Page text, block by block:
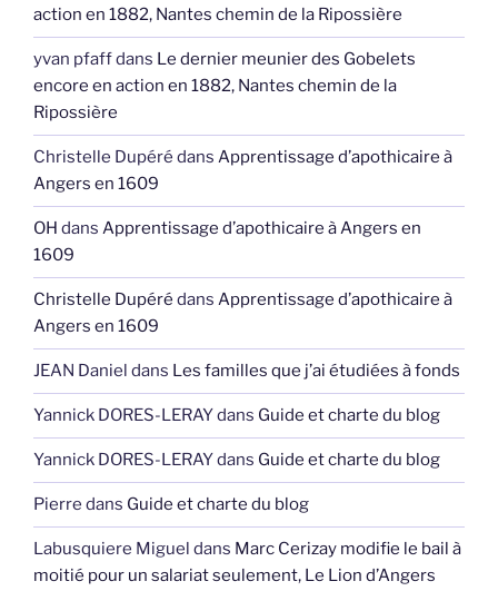
action en 1882, Nantes chemin de la Ripossière
yvan pfaffdans Le dernier meunier des Gobelets
encore en action en 1882, Nantes chemin de la
Ripossière
Christelle Dupéré dans Apprentissage d’apothicaire à
Angers en 1609
OH dans Apprentissage d’apothicaire à Angers en
1609
Christelle Dupéré dans Apprentissage d’apothicaire à
Angers en 1609
JEAN Daniel dans Les familles que j’ai étudiées à fonds
Yannick DORES-LERAYdans Guide et charte du blog
Yannick DORES-LERAYdans Guide et charte du blog
Pierre dans Guide et charte du blog
Labusquiere Miguel dans Marc Cerizay modifie le bail à
moitié pour un salariat seulement, Le Lion d’Angers